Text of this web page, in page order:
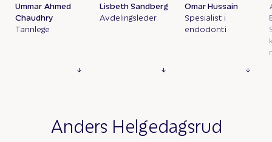
Ummar Ahmed
Chaudhry
Tannlege
Lisbeth Sandberg
Avdelingsleder
Omar Hussain
Spesialist i
endodonti
Anders Helgedagsrud